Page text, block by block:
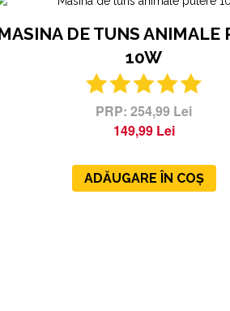
DE TUNS ANIMALE
10W
254,99 Lei
149,99 Lei
ADĂUGARE ÎN COȘ